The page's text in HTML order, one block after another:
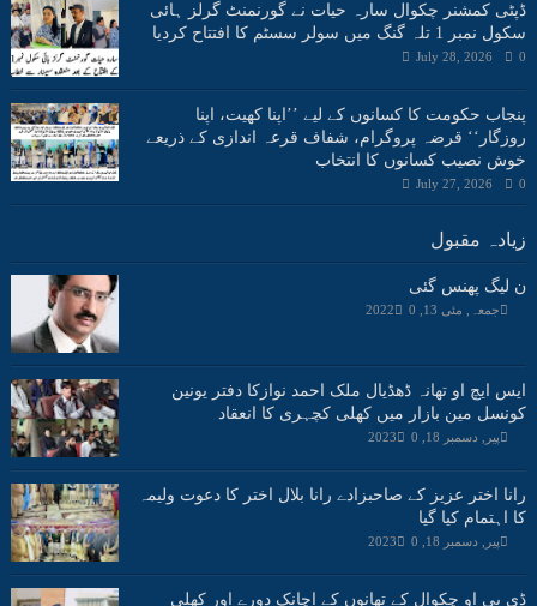
ڈپٹی کمشنر چکوال سارہ حیات نے گورنمنٹ گرلز ہائی
سکول نمبر 1 تلہ گنگ میں سولر سسٹم کا افتتاح کردیا
July 28, 2026 0
پنجاب حکومت کا کسانوں کے لیے ’’اپنا کھیت، اپنا
روزگار‘‘ قرضہ پروگرام، شفاف قرعہ اندازی کے ذریعے
خوش نصیب کسانوں کا انتخاب
July 27, 2026 0
زیادہ مقبول
ن لیگ پھنس گئی
جمعہ, مئی 13, 2022 0
ایس ایچ او تھانہ ڈھڈیال ملک احمد نوازکا دفتر یونین
کونسل مین بازار میں کھلی کچہری کا انعقاد
پیر, دسمبر 18, 2023 0
رانا اختر عزیز کے صاحبزادے رانا بلال اختر کا دعوت ولیمہ
کا اہتمام کیا گیا
پیر, دسمبر 18, 2023 0
ڈی پی او چکوال کے تھانوں کے اچانک دورے اور کھلی